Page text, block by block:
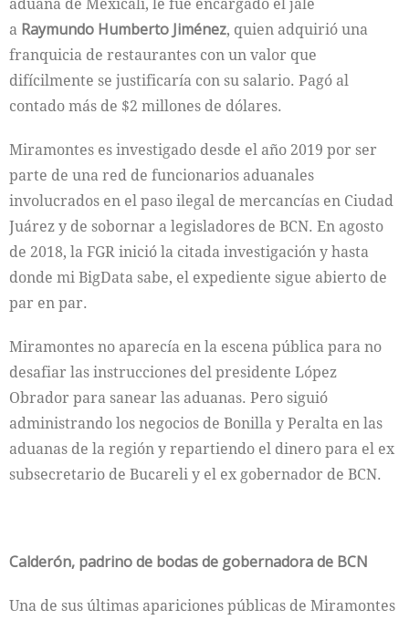
a Raymundo Humberto Jiménez, quien adquirió una
franquicia de restaurantes con un valor que
difícilmente se justificaría con su salario. Pagó al
contado más de $2 millones de dólares.
Miramontes es investigado desde el año 2019 por ser
parte de una red de funcionarios aduanales
involucrados en el paso ilegal de mercancías en Ciudad
Juárez y de sobornar a legisladores de BCN. En agosto
de 2018, la FGR inició la citada investigación y hasta
donde mi BigData sabe, el expediente sigue abierto de
par en par.
Miramontes no aparecía en la escena pública para no
desafiar las instrucciones del presidente López
Obrador para sanear las aduanas. Pero siguió
administrando los negocios de Bonilla y Peralta en las
aduanas de la región y repartiendo el dinero para el ex
subsecretario de Bucareli y el ex gobernador de BCN.
Calderón, padrino de bodas de gobernadora de BCN
Una de sus últimas apariciones públicas de Miramontes